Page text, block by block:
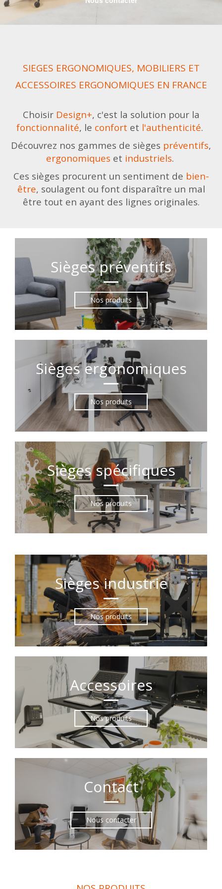
SIEGES ERGONOMIQUES, MOBILIERS ET
ACCESSOIRES ERGONOMIQUES EN FRANCE
ChoisirDesign+, c'est la solution pour la
fonctionnalité, le confort et l'authenticité.
Découvrez nos gammes de sièges préventifs,
ergonomiques et industriels.
Ces sièges procurent un sentiment de bien-
être, soulagent ou font disparaître un mal
être tout en ayant des lignes originales.
Sièges préventifs
Nos produits
Sièges ergonomiques
Nos produits
Sièges spécifiques
Nos produits
Sièges industrie
Nos produits
Accessoires
Nos produits
Contact
Nous contacter